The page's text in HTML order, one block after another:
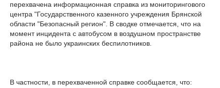
перехвачена информационная справка из мониторингового
центра "Государственного казенного учреждения Брянской
области "Безопасный регион". В сводке отмечается, что на
момент инцидента с автобусом в воздушном пространстве
района не было украинских беспилотников.
В частности, в перехваченной справке сообщается, что: